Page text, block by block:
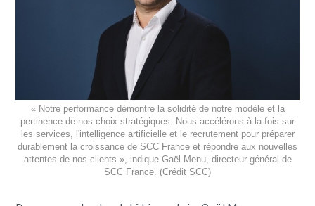
« Notre performance démontre la solidité de notre modèle et la
pertinence de nos choix stratégiques. Nous accélérons à la fois sur
les services, l'intelligence artificielle et le recrutement pour préparer
durablement la croissance de SCC France et répondre aux nouvelles
attentes de nos clients », indique Gaël Menu, directeur général de
SCC France. (Crédit SCC)